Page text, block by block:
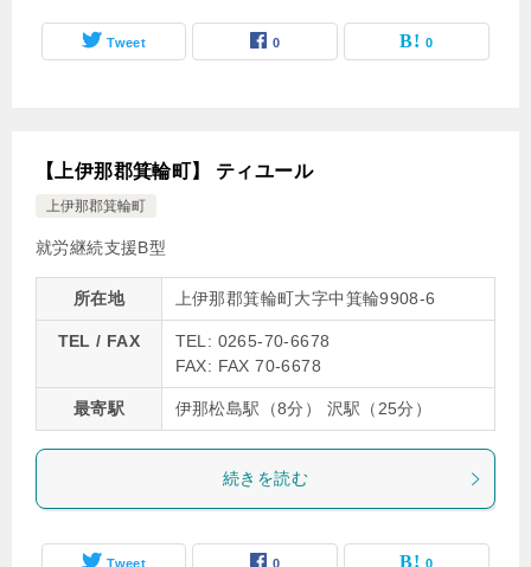
Tweet 0 0
【上伊那郡箕輪町】 ティユール
上伊那郡箕輪町
就労継続支援B型
所在地 上伊那郡箕輪町大字中箕輪9908-6
TEL / FAX
TEL: 0265-70-6678
FAX: FAX 70-6678
最寄駅 伊那松島駅（8分） 沢駅（25分）
続きを読む
Tweet 0 0